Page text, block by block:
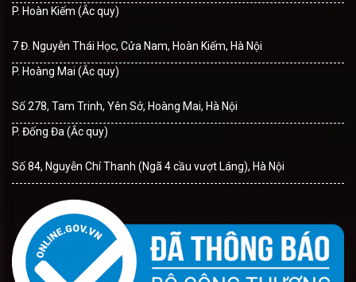
P. Hoàn Kiếm (Ắc quy)
7 Đ. Nguyễn Thái Học, Cửa Nam, Hoàn Kiếm, Hà Nội
P. Hoàng Mai (Ắc quy)
Số 278, Tam Trinh, Yên Sở, Hoàng Mai, Hà Nội
P. Đống Đa (Ắc quy)
Số 84, Nguyễn Chí Thanh (Ngã 4 cầu vượt Láng), Hà Nội